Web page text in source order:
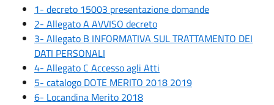
1- decreto 15003 presentazione domande
2- Allegato A AVVISO decreto
3- Allegato B INFORMATIVA SUL TRATTAMENTO DEI
DATI PERSONALI
4- Allegato C Accesso agli Atti
5- catalogo DOTE MERITO 2018 2019
6- Locandina Merito 2018